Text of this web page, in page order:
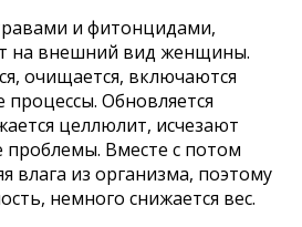
и фитонцидами,
на внешний вид женщины.
очищается, включаются
процессы. Обновляется
целлюлит, исчезают
проблемы. Вместе с потом
влага из организма, поэтому
немного снижается вес.